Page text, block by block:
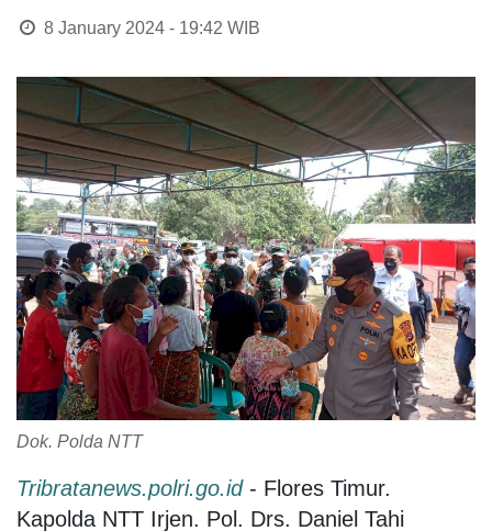
8 January 2024 - 19:42 WIB
Dok. Polda NTT
Tribratanews.polri.go.id- Flores Timur.
Kapolda NTT Irjen. Pol. Drs. Daniel Tahi